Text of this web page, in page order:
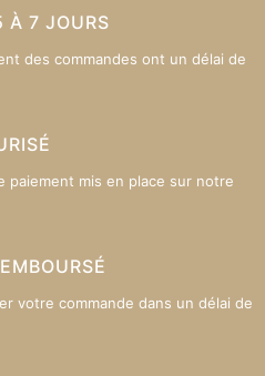
À 7 JOURS
des commandes ont un délai de
paiement mis en place sur notre
votre commande dans un délai de